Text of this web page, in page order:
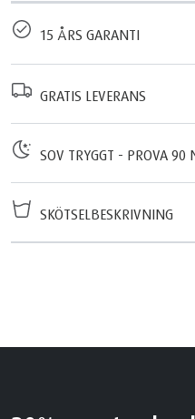
15 ÅRS GARANTI
GRATIS LEVERANS
SOV TRYGGT - PROVA 90
SKÖTSELBESKRIVNING